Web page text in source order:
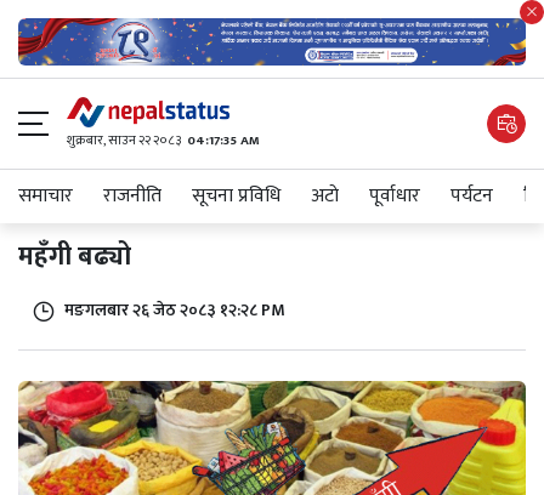
शुक्रबार​, साउन २२ २०८३ 04:17:35 AM
समाचार राजनीति सूचना प्रविधि अटाे पूर्वाधार पर्यटन
महँगी बढ्यो
मङगलबार २६ जेठ २०८३ १२:२८ PM